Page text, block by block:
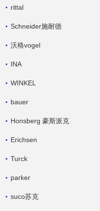
rittal
Schneider施耐德
沃格vogel
INA
WINKEL
bauer
Honsberg 豪斯派克
Erichsen
Turck
parker
suco苏克